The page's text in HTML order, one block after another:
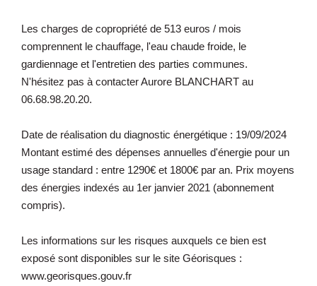
Les charges de copropriété de 513 euros / mois
comprennent le chauffage, l'eau chaude froide, le
gardiennage et l'entretien des parties communes.
N'hésitez pas à contacter Aurore BLANCHART au
06.68.98.20.20.
Date de réalisation du diagnostic énergétique : 19/09/2024
Montant estimé des dépenses annuelles d'énergie pour un
usage standard : entre 1290€ et 1800€ par an. Prix moyens
des énergies indexés au 1er janvier 2021 (abonnement
compris).
Les informations sur les risques auxquels ce bien est
exposé sont disponibles sur le site Géorisques :
www.georisques.gouv.fr